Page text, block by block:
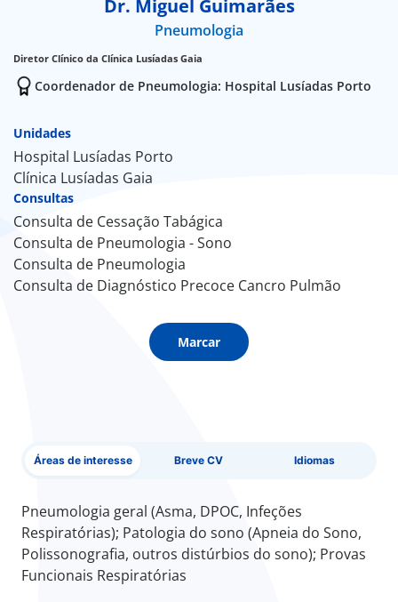
Sport
a nós
EN
Dr. Miguel Guimarães
Pneumologia
Diretor Clínico da Clínica Lusíadas Gaia
Coordenador de Pneumologia: Hospital Lusíadas Porto
Unidades
Hospital Lusíadas Porto
Clínica Lusíadas Gaia
Consultas
Consulta de Cessação Tabágica
Consulta de Pneumologia - Sono
Consulta de Pneumologia
Consulta de Diagnóstico Precoce Cancro Pulmão
Marcar
Áreas de interesse Breve CV Idiomas
Pneumologia geral (Asma, DPOC, Infeções
Respiratórias); Patologia do sono (Apneia do Sono,
Polissonografia, outros distúrbios do sono); Provas
Funcionais Respiratórias